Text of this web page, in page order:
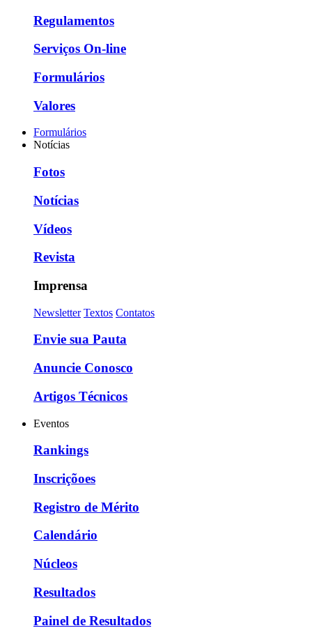
Regulamentos
Serviços On-line
Formulários
Valores
Formulários
Notícias
Fotos
Notícias
Vídeos
Revista
Imprensa
Newsletter Textos Contatos
Envie sua Pauta
Anuncie Conosco
Artigos Técnicos
Eventos
Rankings
Inscriçõoes
Registro de Mérito
Calendário
Núcleos
Resultados
Painel de Resultados